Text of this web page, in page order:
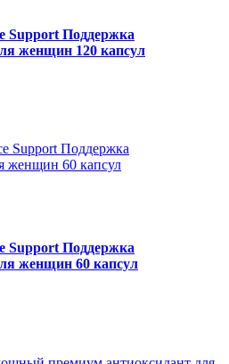
Support Поддержка
женщин 120 капсул
Support Поддержка
женщин 60 капсул